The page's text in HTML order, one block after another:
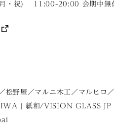
・祝) 11:00-20:00 会期中無
松野屋／マルニ木工／マルヒロ
| 紙和/VISION GLASS JP